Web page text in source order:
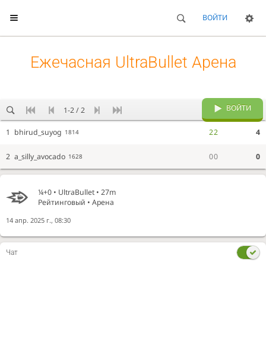
ВОЙТИ
¼+0 • UltraBullet • 27m
Рейтинговый • Арена
14 апр. 2025 г., 08:30
Чат
Ежечасная UltraBullet Арена
1-2 / 2 ВОЙТИ
1 bhirud_suyog 1814 22 4
2 a_silly_avocado 1628 00 0